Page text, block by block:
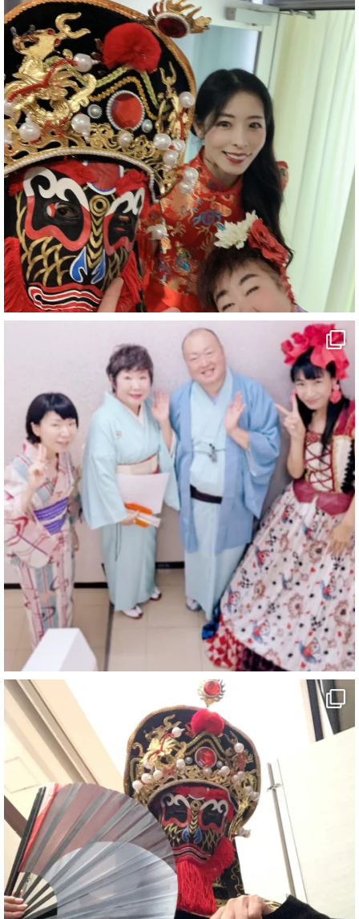
@comedy_illusion · 7 8月
お疲れ様です
YouTubeを更新しました
https://youtu.be/9sHKhUQBmUE @YouTube
#企業公式がお疲れ様を言い合う
#チャンネル登録おねがいします
#愛媛県
#新居浜市
#マイントピア別子
#泉寿亭
#有形文化財
#四国
#愛媛観光
#旅行
#旅行動画
#一人旅
#観光スポット
#旅行好きと繋がりたい
5 X
マジシャン派遣 パッションプリンセス【公式】
@comedy_illusion · 6 8月
お疲れ様です
ブログ更新しました
「マジシャン和歌山旅 白浜町・三段壁」
#企業公式がお疲れ様を言い合う
#旅行好きな人と繋がりたい
#一人旅
#女性マジシャン
#出張マジック
#マジシャン派遣
#イリュージョン
#和歌山県
#白浜町
#変面ショー
#イベント
#宴会
#余興
1 5 X
さらに読み込む